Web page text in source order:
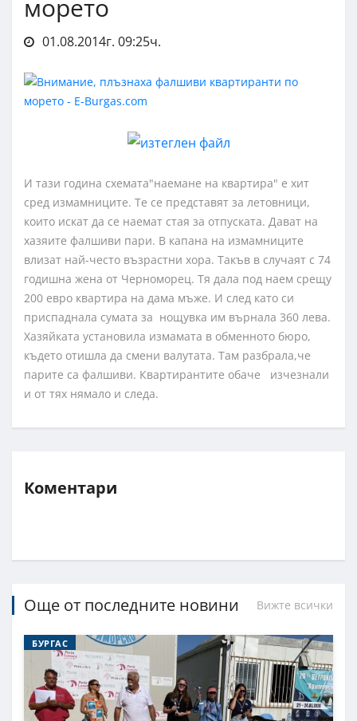
морето
01.08.2014г. 09:25ч.
И тази година схемата"наемане на квартира" е хит
сред измамниците. Те се представят за летовници,
които искат да се наемат стая за отпуската. Дават на
хазяите фалшиви пари. В капана на измамниците
влизат най-често възрастни хора. Такъв в случаят с 74
годишна жена от Черноморец. Тя дала под наем срещу
200 евро квартира на дама мъже. И след като си
приспаднала сумата за нощувка им върнала 360 лева.
Хазяйката установила измамата в обменното бюро,
където отишла да смени валутата. Там разбрала,че
парите са фалшиви. Квартирантите обаче изчезнали
и от тях нямало и следа.
Коментари
Още от последните новини Вижте всички
БУРГАС